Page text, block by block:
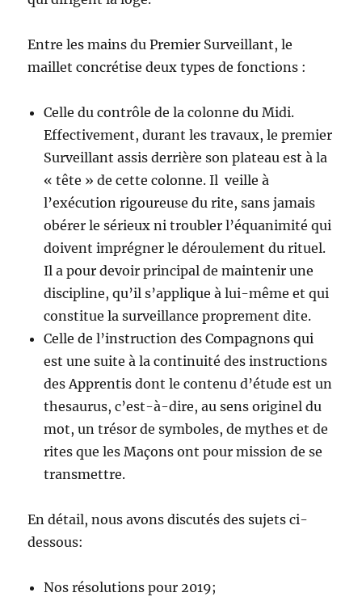
Entre les mains du Premier Surveillant, le
maillet concrétise deux types de fonctions :
Celle du contrôle de la colonne du Midi.
Effectivement, durant les travaux, le premier
Surveillant assis derrière son plateau est à la
« tête » de cette colonne. Il veille à
l’exécution rigoureuse du rite, sans jamais
obérer le sérieux ni troubler l’équanimité qui
doivent imprégner le déroulement du rituel.
Il a pour devoir principal de maintenir une
discipline, qu’il s’applique à lui-même et qui
constitue la surveillance proprement dite.
Celle de l’instruction des Compagnons qui
est une suite à la continuité des instructions
des Apprentis dont le contenu d’étude est un
thesaurus, c’est-à-dire, au sens originel du
mot, un trésor de symboles, de mythes et de
rites que les Maçons ont pour mission de se
transmettre.
En détail, nous avons discutés des sujets ci-
dessous:
Nos résolutions pour 2019;